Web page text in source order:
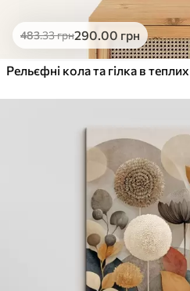
Еко-Преміум
.00грн
✓Яскраві, насичені кольори
Поверхня з текстурою полотна
Екологічний матеріал
483.33грн290.00 грн